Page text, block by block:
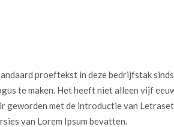
proeftekst in deze bedrijfstak
te maken. Het heeft niet alleen vijf
met de introductie van
van Lorem Ipsum bevatten.